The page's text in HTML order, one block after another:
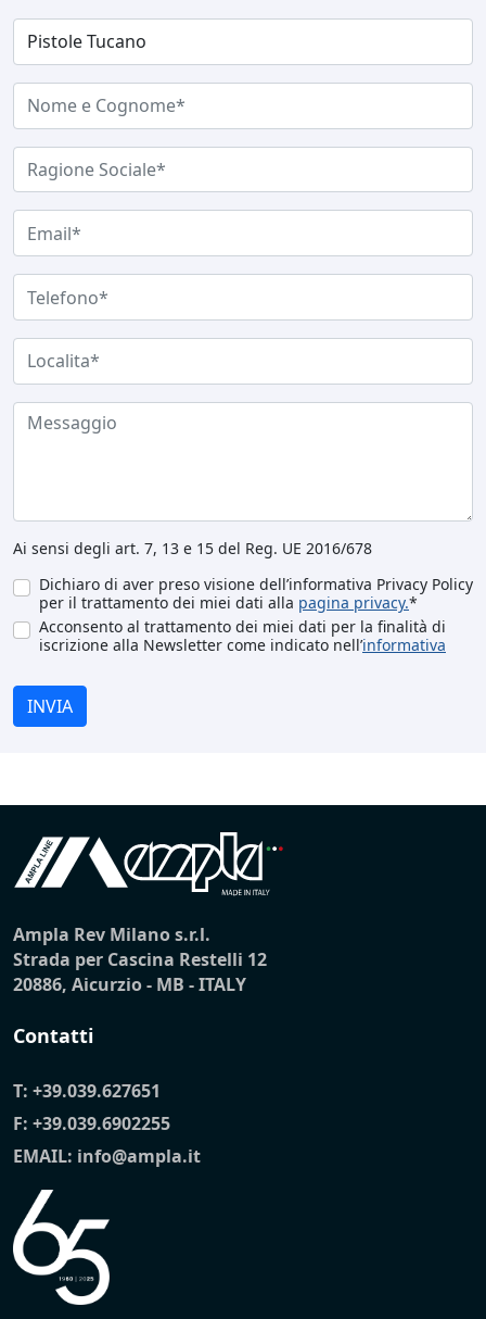
Ai sensi degli art. 7, 13 e 15 del Reg. UE 2016/678
Dichiaro di aver preso visione dell’informativa Privacy Policy
per il trattamento dei miei dati alla pagina privacy.*
Acconsento al trattamento dei miei dati per la finalità di
iscrizione alla Newsletter come indicato nell’informativa
INVIA
Ampla Rev Milano s.r.l.
Strada per Cascina Restelli 12
20886, Aicurzio - MB - ITALY
Contatti
T: +39.039.627651
F: +39.039.6902255
EMAIL: info@ampla.it